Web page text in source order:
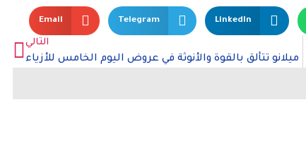
LinkedIn
Telegram
Email
التالي
ميلانو تتألق بالقوة والأنوثة في عروض اليوم الخامس للأزياء